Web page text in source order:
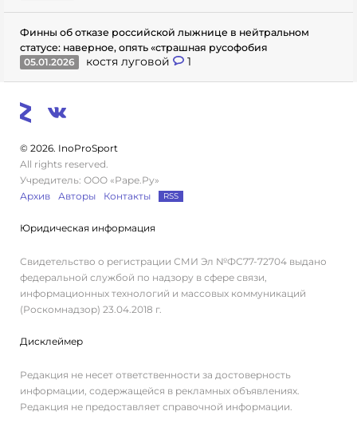
Финны об отказе российской лыжнице в нейтральном
статусе: наверное, опять «страшная русофобия
05.01.2026
костя луговой 1
© 2026. InoProSport
All rights reserved.
Учредитель: ООО «Раре.Ру»
Архив
Авторы Контакты RSS
Юридическая информация
Свидетельство о регистрации СМИ Эл №ФС77-72704 выдано
федеральной службой по надзору в сфере связи,
информационных технологий и массовых коммуникаций
(Роскомнадзор) 23.04.2018 г.
Дисклеймер
Редакция не несет ответственности за достоверность
информации, содержащейся в рекламных объявлениях.
Редакция не предоставляет справочной информации.